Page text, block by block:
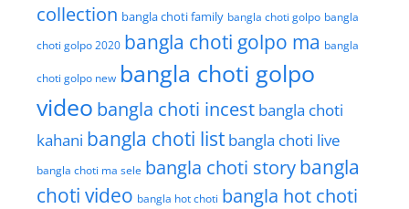
collection bangla choti family bangla choti golpo bangla
choti golpo 2020 bangla choti golpo ma bangla
choti golpo new bangla choti golpo
video bangla choti incest bangla choti
kahani bangla choti list bangla choti live
bangla choti ma sele bangla choti storybangla
choti video bangla hot choti bangla hot choti